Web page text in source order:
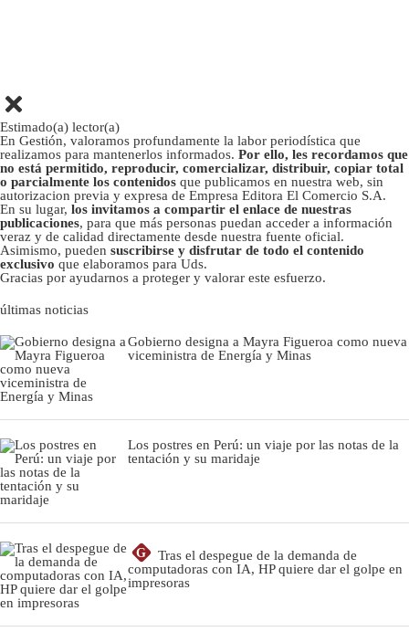
Estimado(a) lector(a)
En Gestión, valoramos profundamente la labor periodística que
realizamos para mantenerlos informados. Por ello, les recordamos que
no está permitido, reproducir, comercializar, distribuir, copiar total
o parcialmente los contenidos que publicamos en nuestra web, sin
autorizacion previa y expresa de Empresa Editora El Comercio S.A.
En su lugar, los invitamos a compartir el enlace de nuestras
publicaciones, para que más personas puedan acceder a información
veraz y de calidad directamente desde nuestra fuente oficial.
Asimismo, pueden suscribirse y disfrutar de todo el contenido
exclusivo que elaboramos para Uds.
Gracias por ayudarnos a proteger y valorar este esfuerzo.
últimas noticias
Gobierno designa a Mayra Figueroa como nueva
viceministra de Energía y Minas
Los postres en Perú: un viaje por las notas de la
tentación y su maridaje
G
Tras el despegue de la demanda de
computadoras con IA, HP quiere dar el golpe en
impresoras